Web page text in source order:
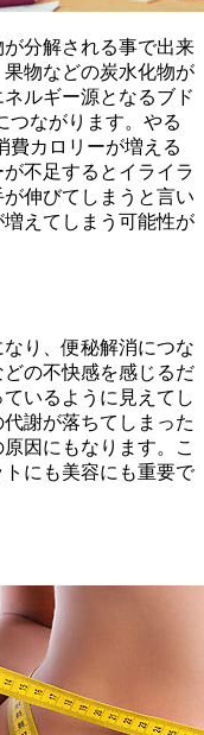
分解される事で出来
物などの炭水化物が
ルギー源となるブド
つながります。やる
費カロリーが増える
不足するとイライラ
伸びてしまうと言い
えてしまう可能性が
り、便秘解消につな
の不快感を感じるだ
いるように見えてし
謝が落ちてしまった
因にもなります。こ
にも美容にも重要で